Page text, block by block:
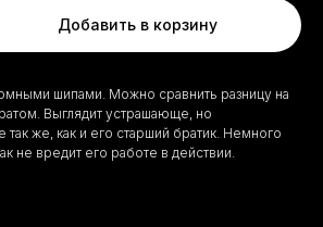
Добавить в корзину
шипами. Можно сравнить разницу на
Выглядит устрашающе, но
так же, как и его старший братик. Немного
не вредит его работе в действии.